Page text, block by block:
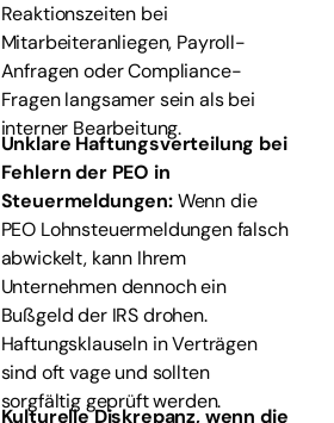
Reaktionszeiten bei
Mitarbeiteranliegen, Payroll-
Anfragen oder Compliance-
Fragen langsamer sein als bei
interner Bearbeitung.
Unklare Haftungsverteilung bei
Fehlern der PEO in
Steuermeldungen:Wenn die
PEO Lohnsteuermeldungen falsch
abwickelt, kann Ihrem
Unternehmen dennoch ein
Bußgeld der IRS drohen.
Haftungsklauseln in Verträgen
sind oft vage und sollten
sorgfältig geprüft werden.
Kulturelle Diskrepanz, wenn die